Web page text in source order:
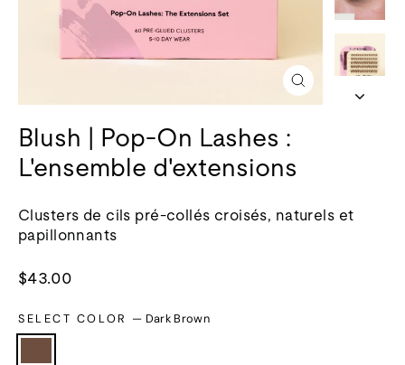
Fermer
(esc)
Blush | Pop-On Lashes :
L'ensemble d'extensions
Clusters de cils pré-collés croisés, naturels et
papillonnants
Prix
$43.00
SELECT COLOR — Dark Brown